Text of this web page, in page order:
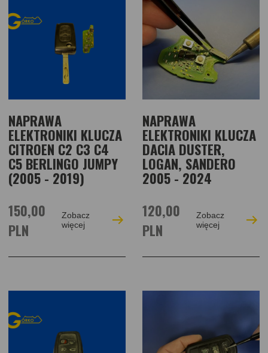
NAPRAWA
ELEKTRONIKI KLUCZA
CITROEN C2 C3 C4
C5 BERLINGO JUMPY
(2005 - 2019)
150,00
PLN
Zobacz
więcej
NAPRAWA
ELEKTRONIKI KLUCZA
DACIA DUSTER,
LOGAN, SANDERO
2005 - 2024
120,00
PLN
Zobacz
więcej